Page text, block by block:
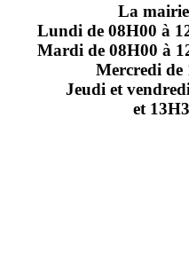
La
Lundi de 08H00 à
Mardi de 08H00 à
Mercredi de
Jeudi et
et